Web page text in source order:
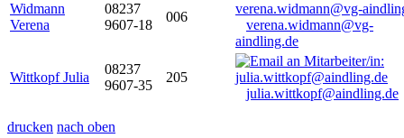
Widmann
Verena
08237
9607-18
006
verena.widmann@vg-
aindling.de
Wittkopf Julia
08237
9607-35
205
julia.wittkopf@aindling.de
drucken nach oben